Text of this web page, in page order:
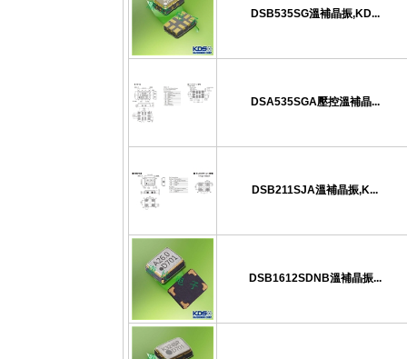
DSB535SG溫補晶振,KD...
DSA535SGA壓控溫補晶...
DSB211SJA溫補晶振,K...
DSB1612SDNB溫補晶振...